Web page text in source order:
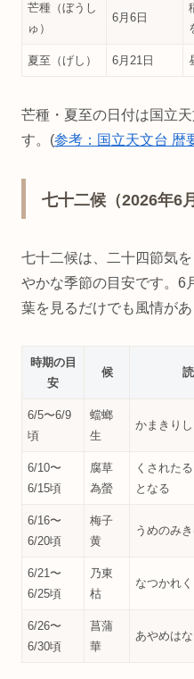
芒種（ぼうし
ゅ）
6月6日
夏至（げし） 6月21日
芒種・夏至の日付は国立
す。(参考：国立天文台 暦
七十二候（2026年6
七十二候は、二十四節気
やかな季節の目安です。6
葉を見るだけでも風情があ
時期の目
安
候
6/5〜6/9
頃
蟷螂
生
かまきり
6/10〜
6/15頃
腐草
為螢
くされた
となる
6/16〜
6/20頃
梅子
黄
うめのみ
6/21〜
6/25頃
乃東
枯
なつかれ
6/26〜
6/30頃
菖蒲
華
あやめはな